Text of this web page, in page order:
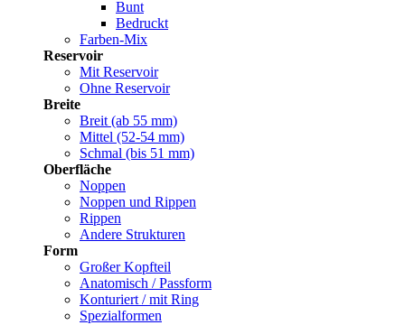
Bunt
Bedruckt
Farben-Mix
Reservoir
Mit Reservoir
Ohne Reservoir
Breite
Breit (ab 55 mm)
Mittel (52-54 mm)
Schmal (bis 51 mm)
Oberfläche
Noppen
Noppen und Rippen
Rippen
Andere Strukturen
Form
Großer Kopfteil
Anatomisch / Passform
Konturiert / mit Ring
Spezialformen